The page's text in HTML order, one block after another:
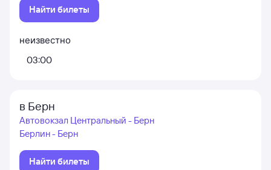
Найти билеты
неизвестно
03:00
в Берн
Автовокзал Центральный - Берн
Берлин - Берн
Найти билеты